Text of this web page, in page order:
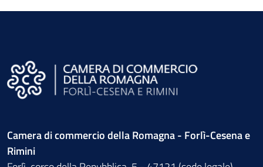
Camera di commercio della Romagna - Forlì-Cesena e
Rimini